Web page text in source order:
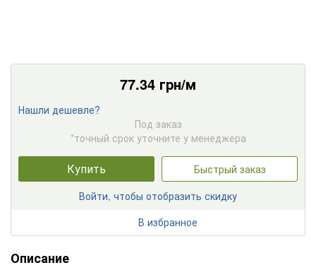
77.34 грн/м
Нашли дешевле?
Под заказ
*точный срок уточните у менеджера
Купить
Быстрый заказ
Войти, чтобы отобразить скидку
В избранное
Описание